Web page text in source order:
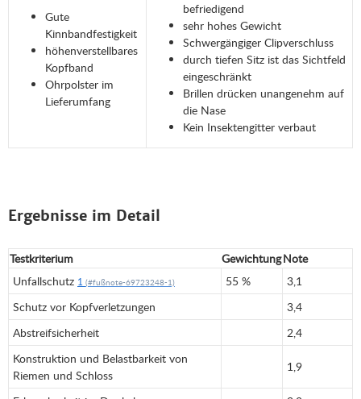
Gute
Kinnbandfestigkeit
höhenverstellbares
Kopfband
Ohrpolster im
Lieferumfang
befriedigend
sehr hohes Gewicht
Schwergängiger Clipverschluss
durch tiefen Sitz ist das Sichtfeld
eingeschränkt
Brillen drücken unangenehm auf
die Nase
Kein Insektengitter verbaut
Ergebnisse im Detail
Testkriterium GewichtungNote
Unfallschutz 1 55 %
3,1
Schutz vor Kopfverletzungen
3,4
Abstreifsicherheit
2,4
Konstruktion und Belastbarkeit von
Riemen und Schloss
1,9